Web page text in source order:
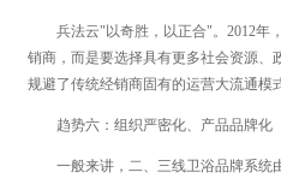
兵法云"以奇胜，以正合"。2012年，
销商，而是要选择具有更多社会资源、
规避了传统经销商固有的运营大流通模
趋势六：组织严密化、产品品牌化
一般来讲，二、三线卫浴品牌系统由